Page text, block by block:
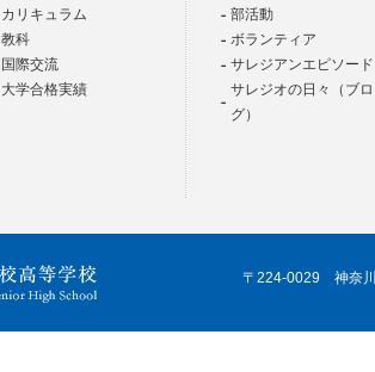
カリキュラム
教科
国際交流
大学合格実績
部活動
ボランティア
サレジアンエピソード
サレジオの日々（ブロ
グ）
〒224-0029 神奈川